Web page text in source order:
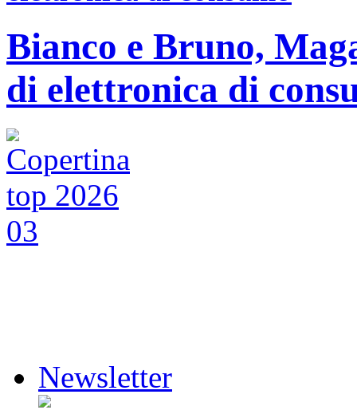
Bianco e Bruno,
di elettronica di
Newsletter